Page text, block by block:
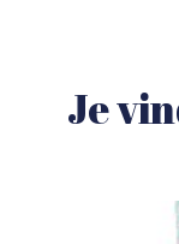
Je